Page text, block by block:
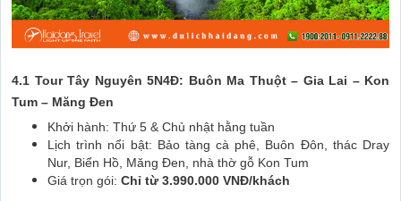
4.1 Tour Tây Nguyên 5N4Đ: Buôn Ma Thuột – Gia Lai – Kon
Tum – Măng Đen
Khởi hành: Thứ 5 & Chủ nhật hằng tuần
Lịch trình nổi bật: Bảo tàng cà phê, Buôn Đôn, thác Dray
Nur, Biển Hồ, Măng Đen, nhà thờ gỗ Kon Tum
Giá trọn gói: Chỉ từ 3.990.000 VNĐ/khách